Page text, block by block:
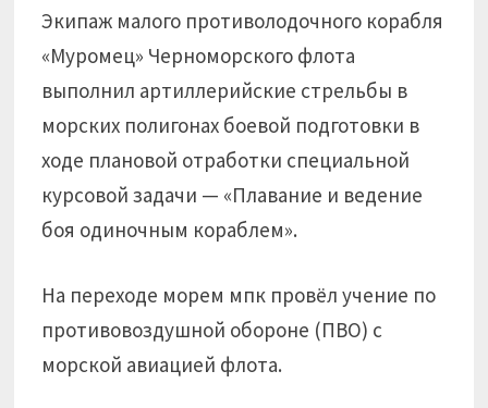
Экипаж малого противолодочного корабля
«Муромец» Черноморского флота
выполнил артиллерийские стрельбы в
морских полигонах боевой подготовки в
ходе плановой отработки специальной
курсовой задачи — «Плавание и ведение
боя одиночным кораблем».
На переходе морем мпк провёл учение по
противовоздушной обороне (ПВО) с
морской авиацией флота.